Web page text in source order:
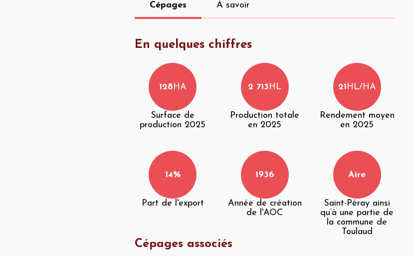
Cépages À savoir
En quelques chiffres
128 HA
Surface de
production 2025
2 713 HL
Production totale
en 2025
21 HL/HA
Rendement moyen
en 2025
14%
Part de l'export
1936
Année de création
de l'AOC
Aire
Saint-Péray ainsi
qu’à une partie de
la commune de
Toulaud
Cépages associés